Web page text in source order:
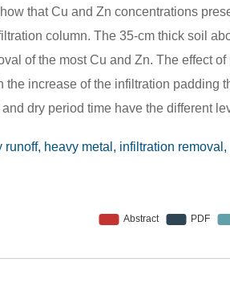
that Cu and Zn concentrations
column. The 35-cm thick soil
of the most Cu and Zn. The effect
the increase of the infiltration padding
dry period time have the different
runoff, heavy metal, infiltration